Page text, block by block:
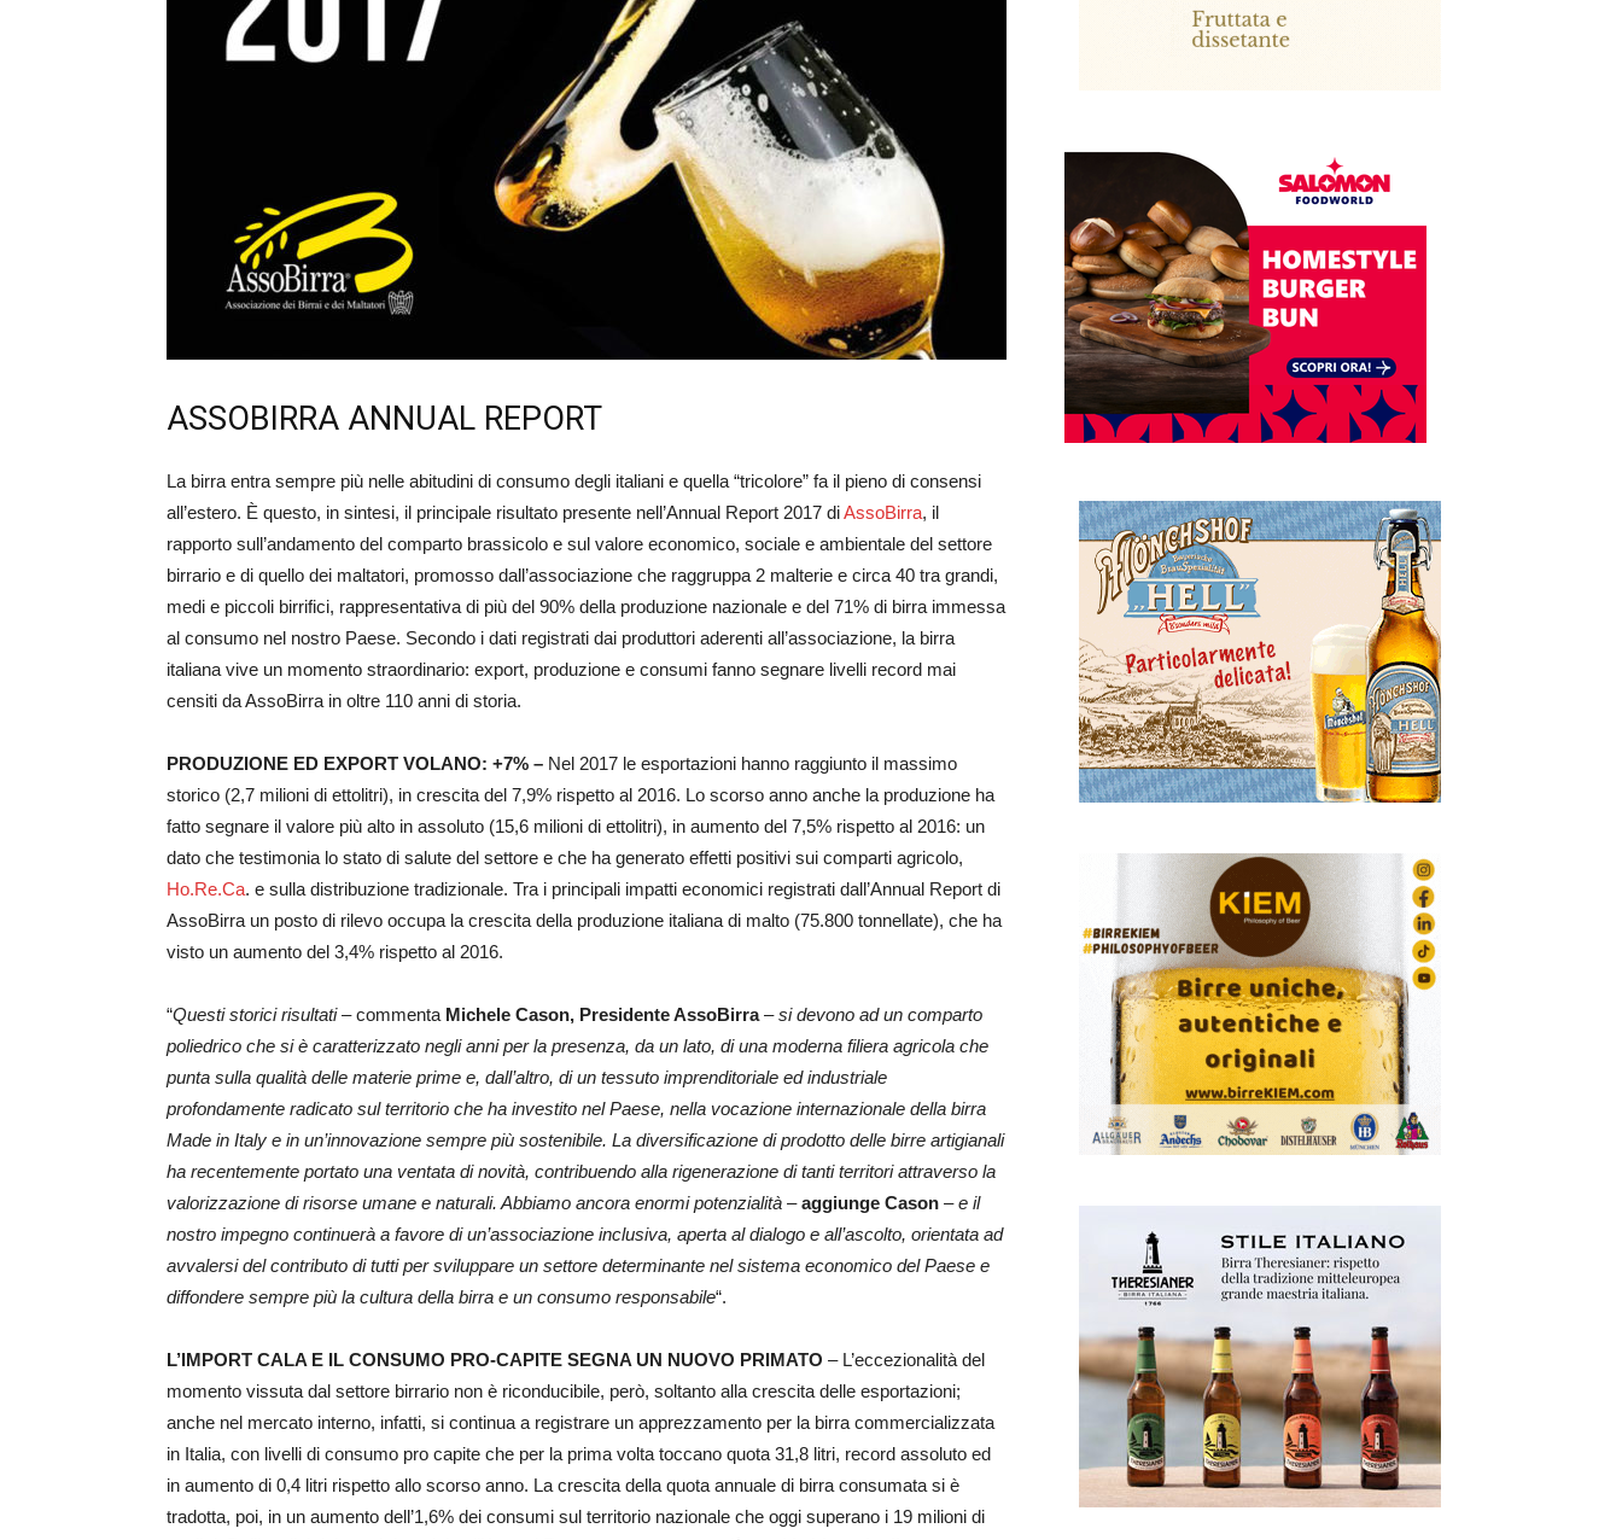
ASSOBIRRA ANNUAL REPORT
La birra entra sempre più nelle abitudini di consumo degli italiani e quella “tricolore” fa il pieno di consensi
all’estero. È questo, in sintesi, il principale risultato presente nell’Annual Report 2017 diAssoBirra, il
rapporto sull’andamento del comparto brassicolo e sul valore economico, sociale e ambientale del settore
birrario e di quello dei maltatori, promosso dall’associazione che raggruppa 2 malterie e circa 40 tra grandi,
medi e piccoli birrifici, rappresentativa di più del 90% della produzione nazionale e del 71% di birra immessa
al consumo nel nostro Paese. Secondo i dati registrati dai produttori aderenti all’associazione, la birra
italiana vive un momento straordinario: export, produzione e consumi fanno segnare livelli record mai
censiti da AssoBirra in oltre 110 anni di storia.
PRODUZIONE ED EXPORT VOLANO: +7% – Nel 2017 le esportazioni hanno raggiunto il massimo
storico (2,7 milioni di ettolitri), in crescita del 7,9% rispetto al 2016. Lo scorso anno anche la produzione ha
fatto segnare il valore più alto in assoluto (15,6 milioni di ettolitri), in aumento del 7,5% rispetto al 2016: un
dato che testimonia lo stato di salute del settore e che ha generato effetti positivi sui comparti agricolo,
Ho.Re.Ca. e sulla distribuzione tradizionale. Tra i principali impatti economici registrati dall’Annual Report di
AssoBirra un posto di rilevo occupa la crescita della produzione italiana di malto (75.800 tonnellate), che ha
visto un aumento del 3,4% rispetto al 2016.
“Questi storici risultati– commenta Michele Cason, Presidente AssoBirra–si devono ad un comparto
poliedrico che si è caratterizzato negli anni per la presenza, da un lato, di una moderna filiera agricola che
punta sulla qualità delle materie prime e, dall’altro, di un tessuto imprenditoriale ed industriale
profondamente radicato sul territorio che ha investito nel Paese, nella vocazione internazionale della birra
Made in Italy e in un’innovazione sempre più sostenibile. La diversificazione di prodotto delle birre artigianali
ha recentemente portato una ventata di novità, contribuendo alla rigenerazione di tanti territori attraverso la
valorizzazione di risorse umane e naturali. Abbiamo ancora enormi potenzialità –aggiunge Cason –e il
nostro impegno continuerà a favore di un’associazione inclusiva, aperta al dialogo e all’ascolto, orientata ad
avvalersi del contributo di tutti per sviluppare un settore determinante nel sistema economico del Paese e
diffondere sempre più la cultura della birra e un consumo responsabile“.
L’IMPORT CALA E IL CONSUMO PRO-CAPITE SEGNA UN NUOVO PRIMATO – L’eccezionalità del
momento vissuta dal settore birrario non è riconducibile, però, soltanto alla crescita delle esportazioni;
anche nel mercato interno, infatti, si continua a registrare un apprezzamento per la birra commercializzata
in Italia, con livelli di consumo pro capite che per la prima volta toccano quota 31,8 litri, record assoluto ed
in aumento di 0,4 litri rispetto allo scorso anno. La crescita della quota annuale di birra consumata si è
tradotta, poi, in un aumento dell’1,6% dei consumi sul territorio nazionale che oggi superano i 19 milioni di